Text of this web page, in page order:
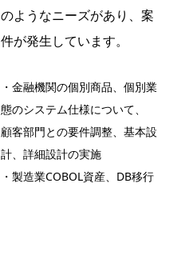
のようなニーズがあり、案
件が発生しています。
・金融機関の個別商品、個別業
態のシステム仕様について、
顧客部門との要件調整、基本設
計、詳細設計の実施
・製造業COBOL資産、DB移行